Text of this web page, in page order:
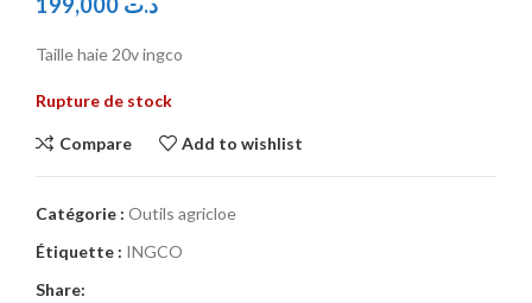
Taille haie 20v ingco
Rupture de stock
Compare Add to wishlist
Catégorie : Outils agricloe
Étiquette : INGCO
Share: